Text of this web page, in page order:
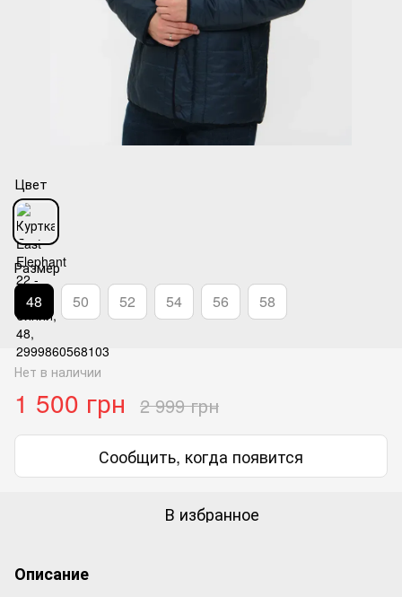
Цвет
Размер
48 50 52 54 56 58
Нет в наличии
1 500 грн 2 999 грн
Сообщить, когда появится
В избранное
Описание